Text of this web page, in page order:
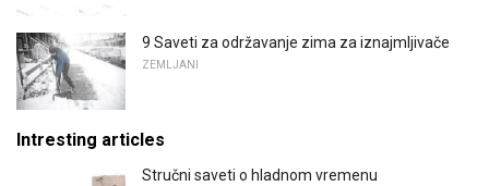
9 Saveti za održavanje zima za iznajmljivače
ZEMLJANI
Intresting articles
Stručni saveti o hladnom vremenu